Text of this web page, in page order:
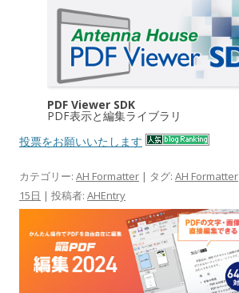
PDF Viewer SDK
PDF表示と編集ライブラリ
投票をお願いいたします
カテゴリー: AH Formatter | タグ: AH Formatter
15日 | 投稿者: AHEntry